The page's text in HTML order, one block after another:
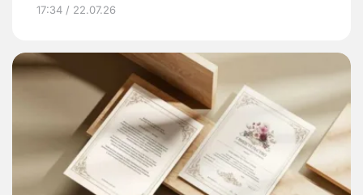
17:34 / 22.07.26